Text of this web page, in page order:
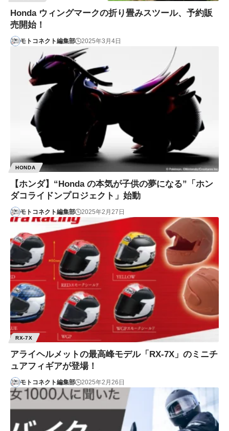
Honda ウィングマークの折り畳みスツール、予約販
売開始！
モトコネクト編集部 2025年3月4日
HONDA
【ホンダ】“Honda の本気が子供の夢になる”「ホン
ダコライドンプロジェクト」始動
モトコネクト編集部 2025年2月27日
RX-7X
アライヘルメットの最高峰モデル「RX-7X」のミニチ
ュアフィギアが登場！
モトコネクト編集部 2025年2月26日